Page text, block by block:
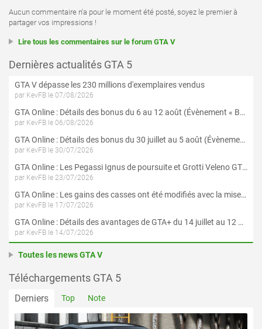
Aucun commentaire n'a pour le moment été posté, soyez le premier à
partager vos impressions !
Lire tous les commentaires sur le forum GTA V
Dernières actualités GTA 5
GTA V dépasse les 230 millions d'exemplaires vendus
par KevFB le 07/08/2026
GTA Online : Détails des bonus du 6 au 12 août (Évènement « Braquages de l'été » - Suite et fin)
par KevFB le 06/08/2026
GTA Online : Détails des bonus du 30 juillet au 5 août (Évènement « Braquages d'été »)
par KevFB le 30/07/2026
GTA Online : Les Pegassi Ignus de poursuite et Grotti Veleno GT sont maintenant disponibles
par KevFB le 23/07/2026
GTA Online : Les gains des casses ont été modifiés avec la mise à jour « Le Braquage du Kortz Center »
par KevFB le 17/07/2026
GTA Online : Détails des avantages de GTA+ du 14 juillet au 12 août
par KevFB le 14/07/2026
Toutes les news GTA V
Téléchargements GTA 5
Derniers Top Note